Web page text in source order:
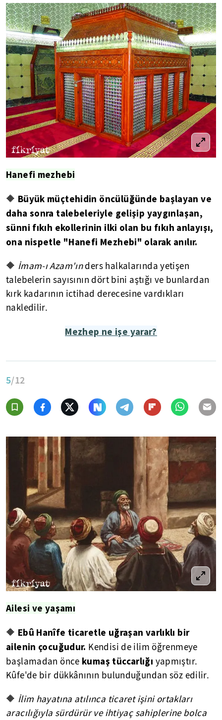
Hanefi mezhebi
🔶 Büyük müçtehidin öncülüğünde başlayan ve
daha sonra talebeleriyle gelişip yaygınlaşan,
sünni fıkıh ekollerinin ilki olan bu fıkıh anlayışı,
ona nispetle "Hanefi Mezhebi" olarak anılır.
🔶 İmam-ı Azam'ınders halkalarında yetişen
talebelerin sayısının dört bini aştığı ve bunlardan
kırk kadarının ictihad derecesine vardıkları
nakledilir.
Mezhep ne işe yarar?
5/12
Ailesi ve yaşamı
🔶 Ebû Hanîfe ticaretle uğraşan varlıklı bir
ailenin çocuğudur. Kendisi de ilim öğrenmeye
başlamadan önce kumaş tüccarlığı yapmıştır.
Kûfe'de bir dükkânının bulunduğundan söz edilir.
🔶 İlim hayatına atılınca ticaret işini ortakları
aracılığıyla sürdürür ve ihtiyaç sahiplerine bolca